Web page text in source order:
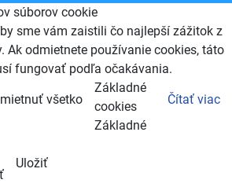
súborov cookie
sme vám zaistili čo najlepší zážitok z
Ak odmietnete používanie cookies, táto
fungovať podľa očakávania.
všetko Čítať viac
Základné
cookies
Základné
Uložiť